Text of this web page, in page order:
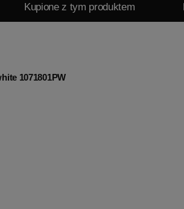
Kupione z tym produktem
1071801PW